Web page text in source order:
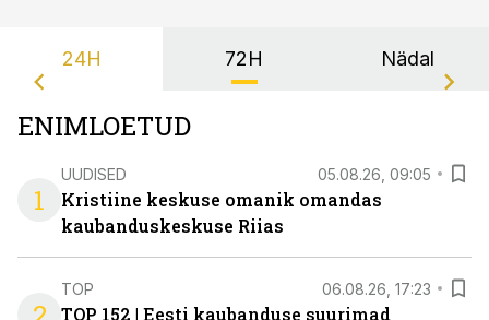
24H 72H Nädal
ENIMLOETUD
1
UUDISED 05.08.26, 09:05
Kristiine keskuse omanik omandas
kaubanduskeskuse Riias
TOP 06.08.26, 17:23
TOP 152 | Eesti kaubanduse suurimad